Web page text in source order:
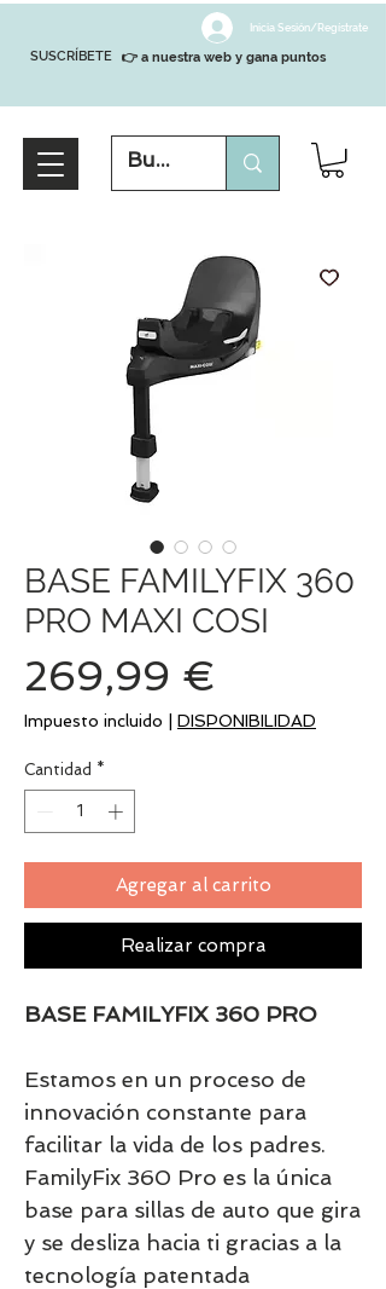
SUSCRÍBETE
Inicia Sesión/Regístrate
👉 a nuestra web y gana puntos
BASE FAMILYFIX 360
PRO MAXI COSI
269,99 €
Impuesto incluido DISPONIBILIDAD
Cantidad *
Agregar al carrito
Realizar compra
BASE FAMILYFIX 360 PRO
Estamos en un proceso de
innovación constante para
facilitar la vida de los padres.
FamilyFix 360 Pro es la única
base para sillas de auto que gira
y se desliza hacia ti gracias a la
tecnología patentada